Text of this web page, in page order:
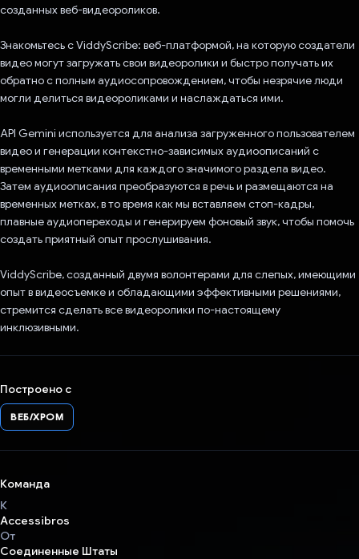
созданных веб-видеороликов.
Знакомьтесь с ViddyScribe: веб-платформой, на которую создатели
видео могут загружать свои видеоролики и быстро получать их
обратно с полным аудиосопровождением, чтобы незрячие люди
могли делиться видеороликами и наслаждаться ими.
API Gemini используется для анализа загруженного пользователем
видео и генерации контекстно-зависимых аудиоописаний с
временными метками для каждого значимого раздела видео.
Затем аудиоописания преобразуются в речь и размещаются на
временных метках, в то время как мы вставляем стоп-кадры,
плавные аудиопереходы и генерируем фоновый звук, чтобы помочь
создать приятный опыт прослушивания.
ViddyScribe, созданный двумя волонтерами для слепых, имеющими
опыт в видеосъемке и обладающими эффективными решениями,
стремится сделать все видеоролики по-настоящему
инклюзивными.
Построено с
ВЕБ/ХРОМ
Команда
К
Accessibros
От
Соединенные Штаты